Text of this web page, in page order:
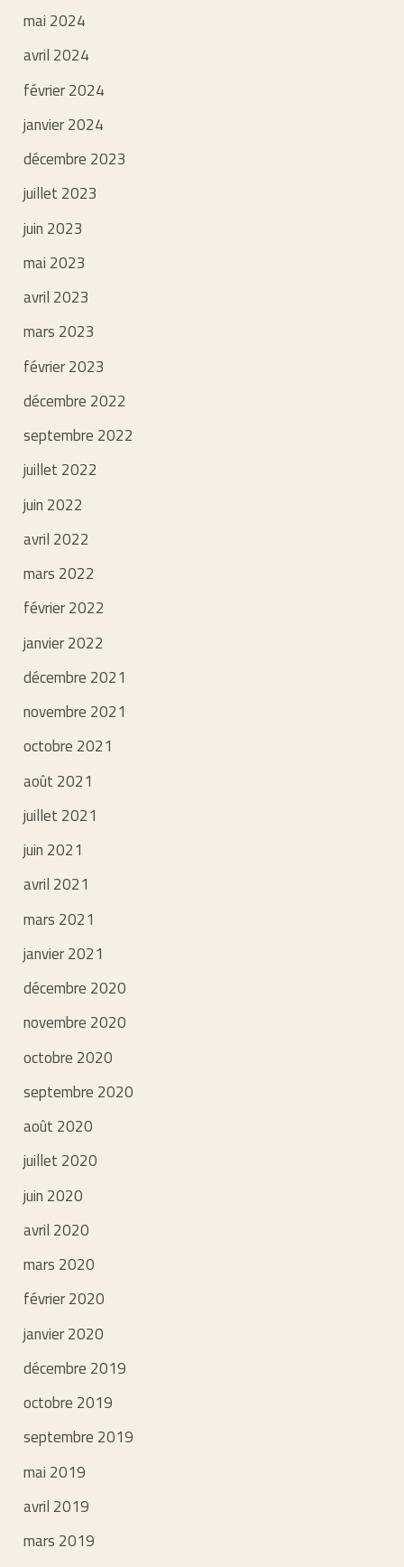
mai 2024
avril 2024
février 2024
janvier 2024
décembre 2023
juillet 2023
juin 2023
mai 2023
avril 2023
mars 2023
février 2023
décembre 2022
septembre 2022
juillet 2022
juin 2022
avril 2022
mars 2022
février 2022
janvier 2022
décembre 2021
novembre 2021
octobre 2021
août 2021
juillet 2021
juin 2021
avril 2021
mars 2021
janvier 2021
décembre 2020
novembre 2020
octobre 2020
septembre 2020
août 2020
juillet 2020
juin 2020
avril 2020
mars 2020
février 2020
janvier 2020
décembre 2019
octobre 2019
septembre 2019
mai 2019
avril 2019
mars 2019